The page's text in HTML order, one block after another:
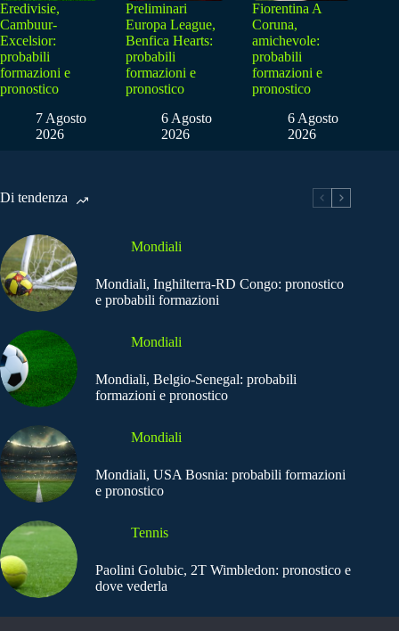
Eredivisie,
Cambuur-
Excelsior:
probabili
formazioni e
pronostico
7 Agosto
2026
Preliminari
Europa League,
Benfica Hearts:
probabili
formazioni e
pronostico
6 Agosto
2026
Fiorentina A
Coruna,
amichevole:
probabili
formazioni e
pronostico
6 Agosto
2026
Di tendenza
Mondiali
Mondiali, Inghilterra-RD Congo: pronostico
e probabili formazioni
Mondiali
Mondiali, Belgio-Senegal: probabili
formazioni e pronostico
Mondiali
Mondiali, USA Bosnia: probabili formazioni
e pronostico
Tennis
Paolini Golubic, 2T Wimbledon: pronostico e
dove vederla